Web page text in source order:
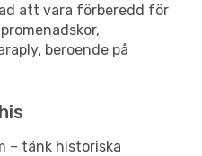
att vara förberedd för
beroende på
– tänk historiska